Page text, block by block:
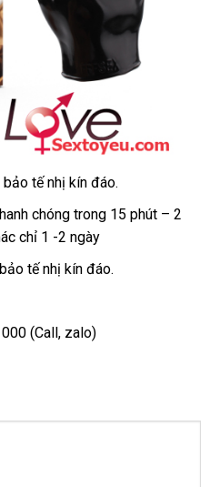
tế nhị kín đáo.
chóng trong 15 phút – 2
chỉ 1 -2 ngày
tế nhị kín đáo.
(Callhỗ
, zalo)